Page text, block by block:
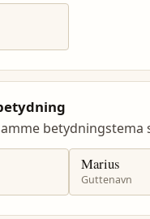
betydningstema
Marius
Guttenavn